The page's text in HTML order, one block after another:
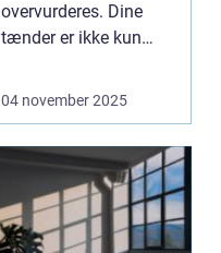
overvurderes. Dine
tænder er ikke kun
04 november 2025